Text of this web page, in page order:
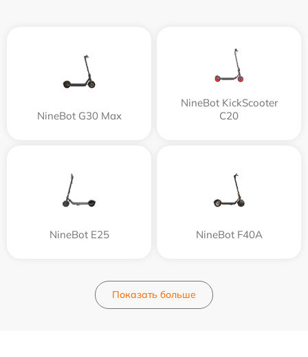
NineBot G30 Max
NineBot KickScooter
C20
NineBot E25 NineBot F40A
Показать больше